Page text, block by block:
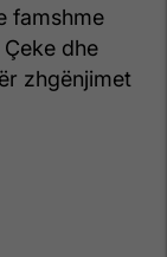
famshme
dhe
zhgënjimet